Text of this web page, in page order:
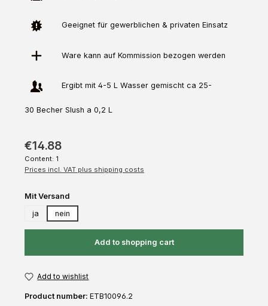
Geeignet für gewerblichen & privaten Einsatz
Ware kann auf Kommission bezogen werden
Ergibt mit 4-5 L Wasser gemischt ca 25-
30 Becher Slush a 0,2 L
€14.88
Content: 1
Prices incl. VAT plus shipping costs
Select
Mit Versand
ja
nein
Add to shopping cart
Add to wishlist
Product number: ETB10096.2